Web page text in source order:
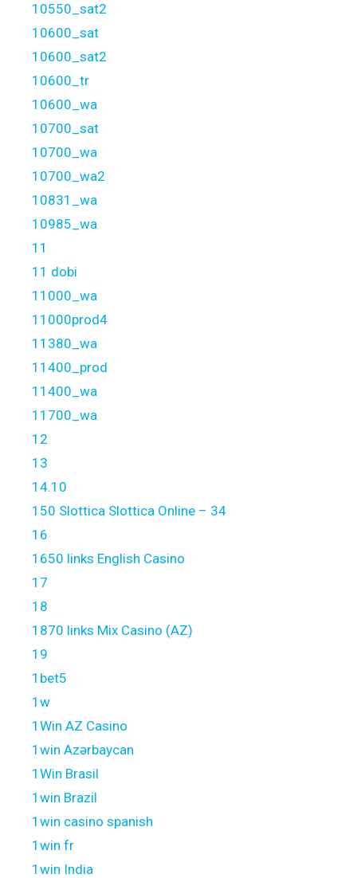
10550_sat2
10600_sat
10600_sat2
10600_tr
10600_wa
10700_sat
10700_wa
10700_wa2
10831_wa
10985_wa
11
11 dobi
11000_wa
11000prod4
11380_wa
11400_prod
11400_wa
11700_wa
12
13
14.10
150 Slottica Slottica Online – 34
16
1650 links English Casino
17
18
1870 links Mix Casino (AZ)
19
1bet5
1w
1Win AZ Casino
1win Azərbaycan
1Win Brasil
1win Brazil
1win casino spanish
1win fr
1win India